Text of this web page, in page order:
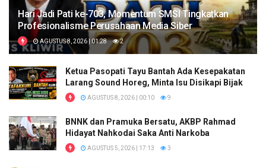
Hari Jadi Pati ke-703, Momentum SMSI Tingkatkan
Profesionalisme Perusahaan Media Siber
AGUSTUS 8, 2026 | 01:28 2
Ketua Pasopati Tayu Bantah Ada Kesepakatan
Larang Sound Horeg, Minta Isu Disikapi Bijak
AGUSTUS 8, 2026 | 00:10 9
BNNK dan Pramuka Bersatu, AKBP Rahmad
Hidayat Nahkodai Saka Anti Narkoba
AGUSTUS 5, 2026 | 17:13 3